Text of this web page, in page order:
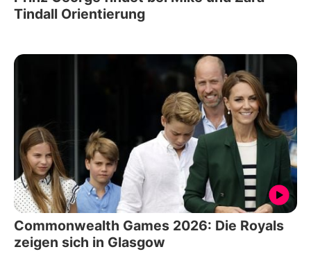
Tindall Orientierung
Commonwealth Games 2026: Die Royals
zeigen sich in Glasgow